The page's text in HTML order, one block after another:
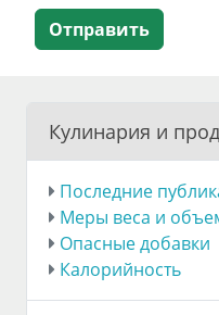
Отправить
Кулинария и
Последние
Меры веса и
Опасные добавки
Калорийность